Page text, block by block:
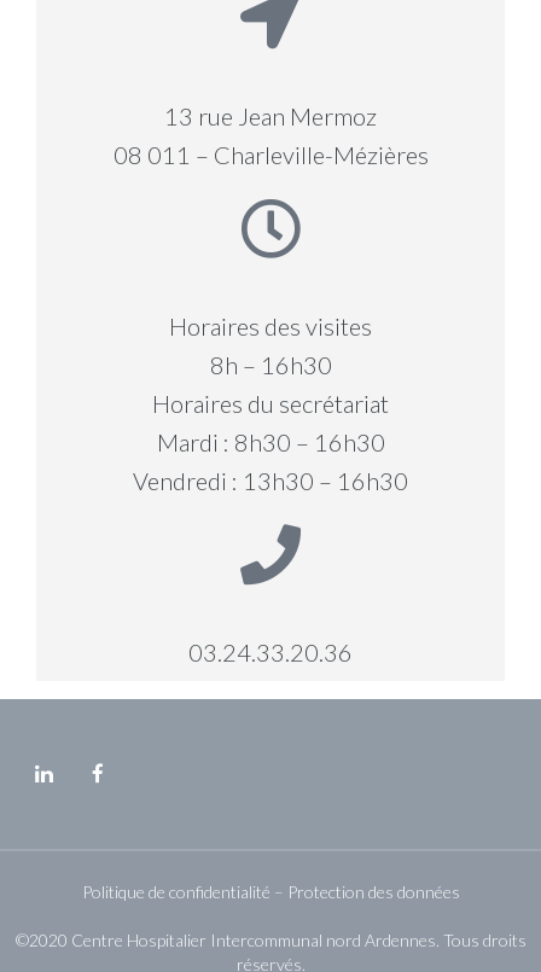
13 rue Jean Mermoz
08 011 – Charleville-Mézières
Horaires des visites
8h – 16h30
Horaires du secrétariat
Mardi : 8h30 – 16h30
Vendredi : 13h30 – 16h30
03.24.33.20.36
Politique de confidentialité – Protection des données
©2020 Centre Hospitalier Intercommunal nord Ardennes. Tous droits
réservés.